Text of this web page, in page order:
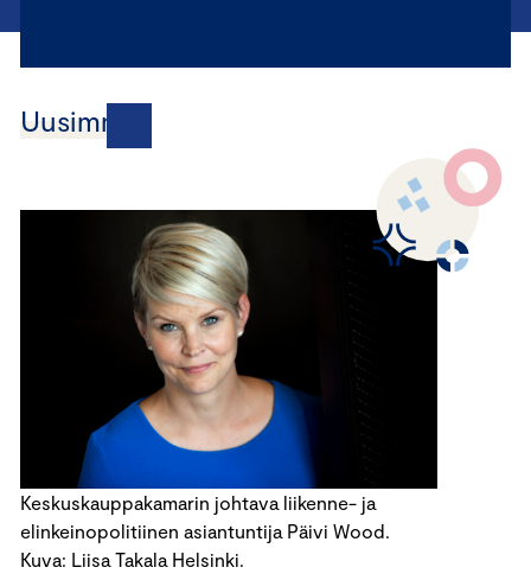
Uusimmat
Keskuskauppakamarin johtava liikenne- ja
elinkeinopolitiinen asiantuntija Päivi Wood.
Kuva: Liisa Takala Helsinki.